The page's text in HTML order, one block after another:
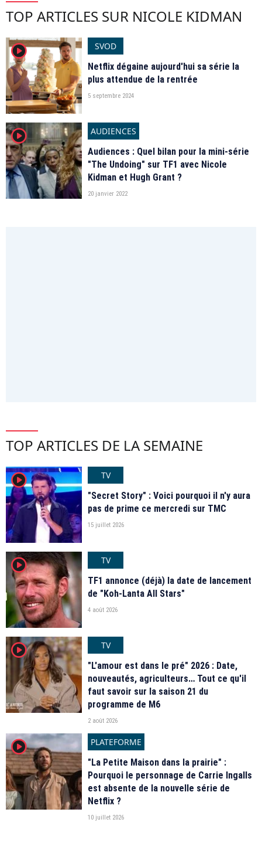
TOP ARTICLES SUR NICOLE KIDMAN
player2
SVOD
Netflix dégaine aujourd'hui sa série la
plus attendue de la rentrée
5 septembre 2024
player2
AUDIENCES
Audiences : Quel bilan pour la mini-série
"The Undoing" sur TF1 avec Nicole
Kidman et Hugh Grant ?
20 janvier 2022
TOP ARTICLES DE LA SEMAINE
player2
TV
"Secret Story" : Voici pourquoi il n'y aura
pas de prime ce mercredi sur TMC
15 juillet 2026
player2
TV
TF1 annonce (déjà) la date de lancement
de "Koh-Lanta All Stars"
4 août 2026
player2
TV
"L'amour est dans le pré" 2026 : Date,
nouveautés, agriculteurs… Tout ce qu'il
faut savoir sur la saison 21 du
programme de M6
2 août 2026
player2
PLATEFORME
"La Petite Maison dans la prairie" :
Pourquoi le personnage de Carrie Ingalls
est absente de la nouvelle série de
Netflix ?
10 juillet 2026